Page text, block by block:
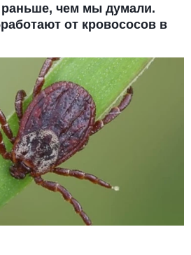
чем мы думали.
от кровососов в